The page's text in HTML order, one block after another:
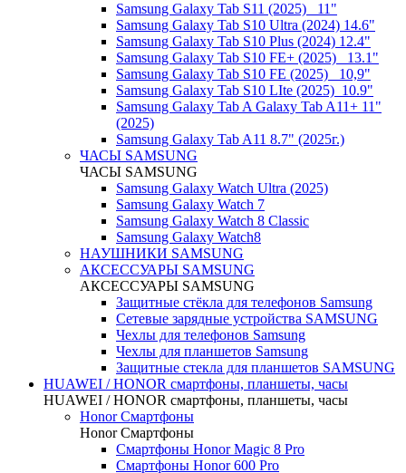
Samsung Galaxy Tab S11 (2025) _11"
Samsung Galaxy Tab S10 Ultra (2024) 14.6"
Samsung Galaxy Tab S10 Plus (2024) 12.4"
Samsung Galaxy Tab S10 FE+ (2025)_ 13.1"
Samsung Galaxy Tab S10 FE (2025)_ 10,9"
Samsung Galaxy Tab S10 LIte (2025)_10.9"
Samsung Galaxy Tab A Galaxy Tab A11+ 11"
(2025)
Samsung Galaxy Tab A11 8.7" (2025г.)
ЧАСЫ SAMSUNG
ЧАСЫ SAMSUNG
Samsung Galaxy Watch Ultra (2025)
Samsung Galaxy Watch 7
Samsung Galaxy Watch 8 Classic
Samsung Galaxy Watch8
НАУШНИКИ SAMSUNG
АКСЕССУАРЫ SAMSUNG
АКСЕССУАРЫ SAMSUNG
Защитные стёкла для телефонов Samsung
Сетевые зарядные устройства SAMSUNG
Чехлы для телефонов Samsung
Чехлы для планшетов Samsung
Защитные стекла для планшетов SAMSUNG
HUAWEI / HONOR cмартфоны, планшеты, часы
HUAWEI / HONOR cмартфоны, планшеты, часы
Honor Смартфоны
Honor Смартфоны
Смартфоны Honor Magic 8 Pro
Смартфоны Honor 600 Pro